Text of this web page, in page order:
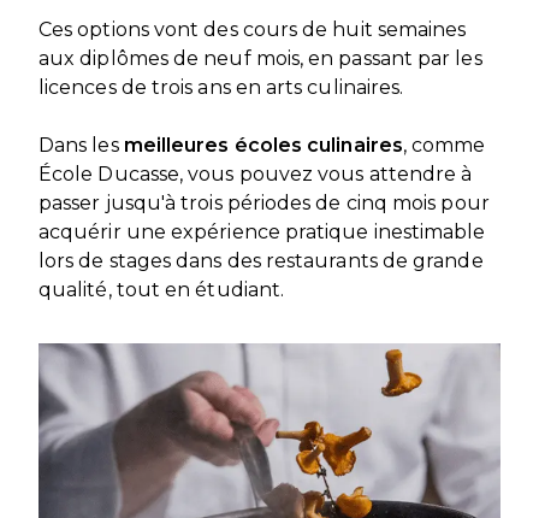
Ces options vont des cours de huit semaines
aux diplômes de neuf mois, en passant par les
licences de trois ans en arts culinaires.
Dans les meilleures écoles culinaires, comme
École Ducasse, vous pouvez vous attendre à
passer jusqu'à trois périodes de cinq mois pour
acquérir une expérience pratique inestimable
lors de stages dans des restaurants de grande
qualité, tout en étudiant.